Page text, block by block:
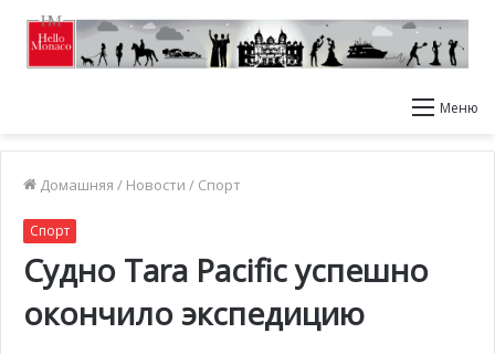
Меню
Домашняя / Новости / Спорт
Спорт
Судно Tara Pacific успешно
окончило экспедицию